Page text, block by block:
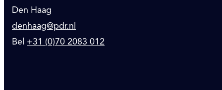
Den Haag
denhaag@pdr.nl
Bel +31 (0)70 2083 012